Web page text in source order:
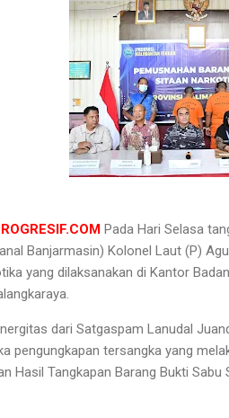
Pada Hari Selasa
Banjarmasin) Kolonel Laut (P)
yang dilaksanakan di Kantor
dari Satgaspam Lanudal
pengungkapan tersangka yang
Hasil Tangkapan Barang Bukti